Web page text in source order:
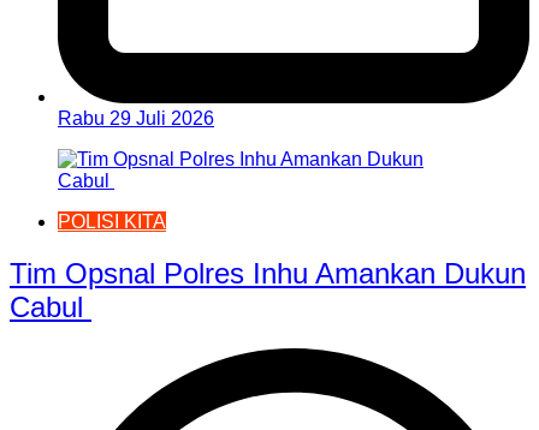
Rabu 29 Juli 2026
POLISI KITA
Tim Opsnal Polres Inhu Amankan Dukun
Cabul